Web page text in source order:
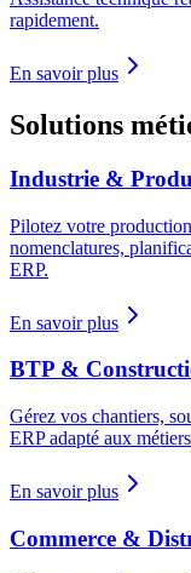
rapidement.
En savoir plus
Solutions
Industrie &
Pilotez votre
nomenclatures,
ERP.
En savoir plus
BTP &
Gérez vos chantiers,
ERP adapté aux
En savoir plus
Commerce &